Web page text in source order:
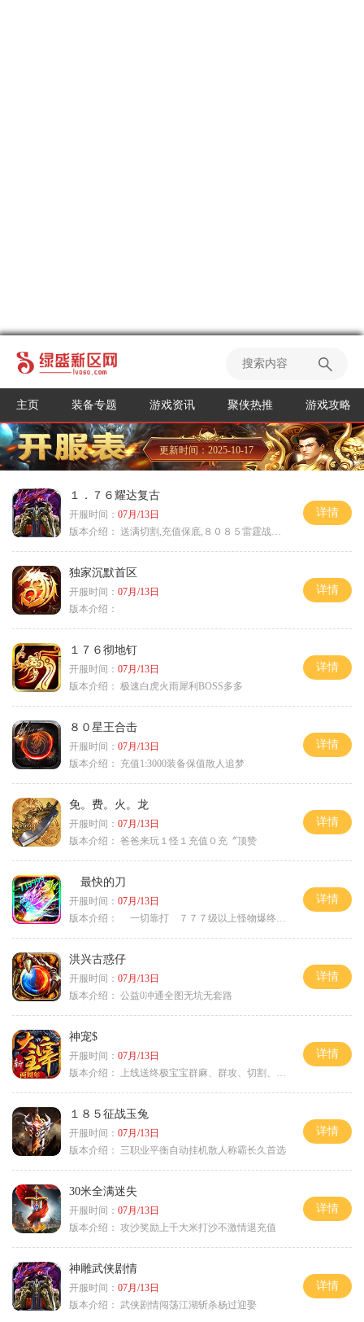
主页 装备专题 游戏资讯 聚侠热推 游戏攻略
更新时间：2025-10-17
１．７６耀达复古
开服时间： 07月/13日
版本介绍： 送满切割,充值保底,８０８５雷霆战神微变
详情
独家沉默首区
开服时间： 07月/13日
版本介绍：
详情
１７６彻地钉
开服时间： 07月/13日
版本介绍： 极速白虎火雨犀利BOSS多多
详情
８０星王合击
开服时间： 07月/13日
版本介绍：
充值1:3000装备保值散人追梦
详情
免。费。火。龙
开服时间： 07月/13日
版本介绍： 爸爸来玩１怪１充值０充〞顶赞
详情
最快的刀
开服时间： 07月/13日
版本介绍：
一切靠打 ７７７级以上怪物爆终极
详情
洪兴古惑仔
开服时间： 07月/13日
版本介绍： 公益0冲通全图无坑无套路
详情
神宠$
开服时间： 07月/13日
版本介绍：
上线送终极宝宝群麻、群攻、切割、吸血
详情
１８５征战玉兔
开服时间： 07月/13日
版本介绍：
三职业平衡自动挂机散人称霸长久首选
详情
30米全满迷失
开服时间： 07月/13日
版本介绍： 攻沙奖励上千大米打沙不激情退充值
详情
神雕武侠剧情
开服时间： 07月/13日
版本介绍： 武侠剧情闯荡江湖斩杀杨过迎娶
详情